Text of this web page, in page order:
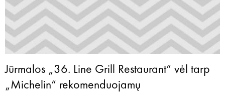
Jūrmalos „36. Line Grill Restaurant“ vėl tarp
„Michelin“ rekomenduojamų